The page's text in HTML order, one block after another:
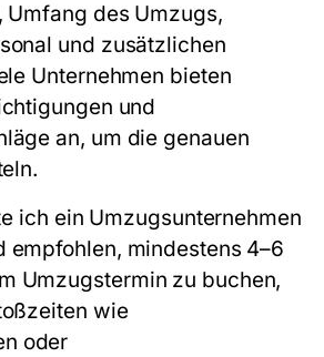
Umfang des Umzugs,
und zusätzlichen
Unternehmen bieten
und
an, um die genauen
ich ein Umzugsunternehmen
empfohlen, mindestens 4–6
Umzugstermin zu buchen,
wie
oder